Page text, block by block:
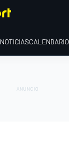
NOTICIASCALENDARIO